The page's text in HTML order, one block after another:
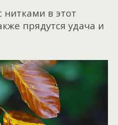
нитками в этот
прядутся удача и